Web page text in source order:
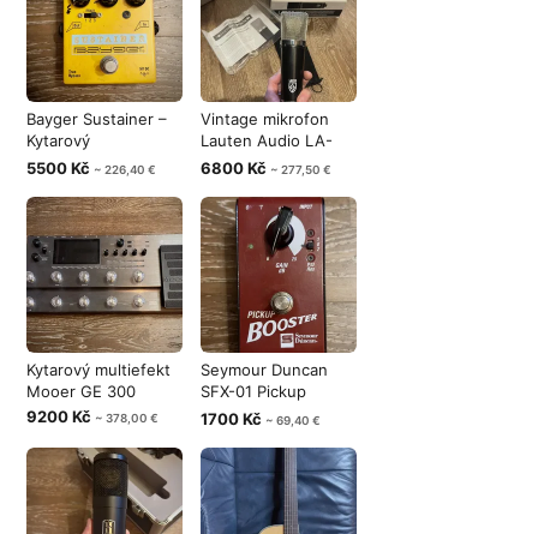
Bayger Sustainer –
Kytarový
kompresor/sustai
5500 Kč ~ 226,40 €
Vintage mikrofon
Lauten Audio LA-
220
6800 Kč ~ 277,50 €
Kytarový multiefekt
Mooer GE 300
9200 Kč ~ 378,00 €
Seymour Duncan
SFX-01 Pickup
Booster Pedal
1700 Kč ~ 69,40 €